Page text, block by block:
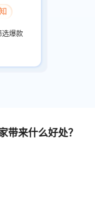
选爆款
带来什么好处？